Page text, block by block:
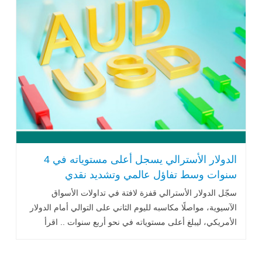
الدولار الأسترالي يسجل أعلى مستوياته في 4
سنوات وسط تفاؤل عالمي وتشديد نقدي
سجّل الدولار الأسترالي قفزة لافتة في تداولات الأسواق
الآسيوية، مواصلًا مكاسبه لليوم الثاني على التوالي أمام الدولار
الأمريكي، ليبلغ أعلى مستوياته في نحو أربع سنوات .. اقرأ